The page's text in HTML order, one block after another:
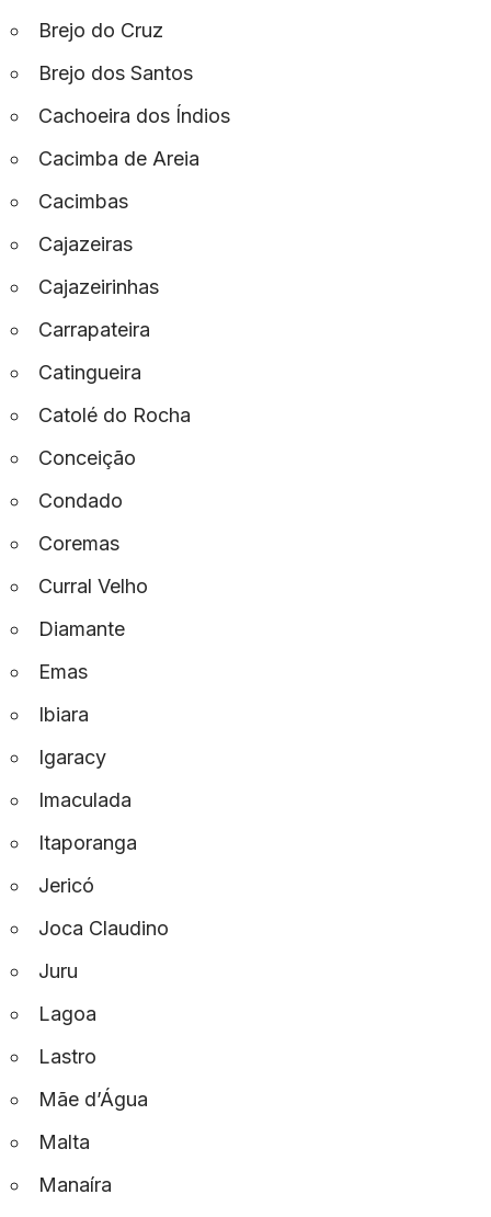
Brejo do Cruz
Brejo dos Santos
Cachoeira dos Índios
Cacimba de Areia
Cacimbas
Cajazeiras
Cajazeirinhas
Carrapateira
Catingueira
Catolé do Rocha
Conceição
Condado
Coremas
Curral Velho
Diamante
Emas
Ibiara
Igaracy
Imaculada
Itaporanga
Jericó
Joca Claudino
Juru
Lagoa
Lastro
Mãe d’Água
Malta
Manaíra